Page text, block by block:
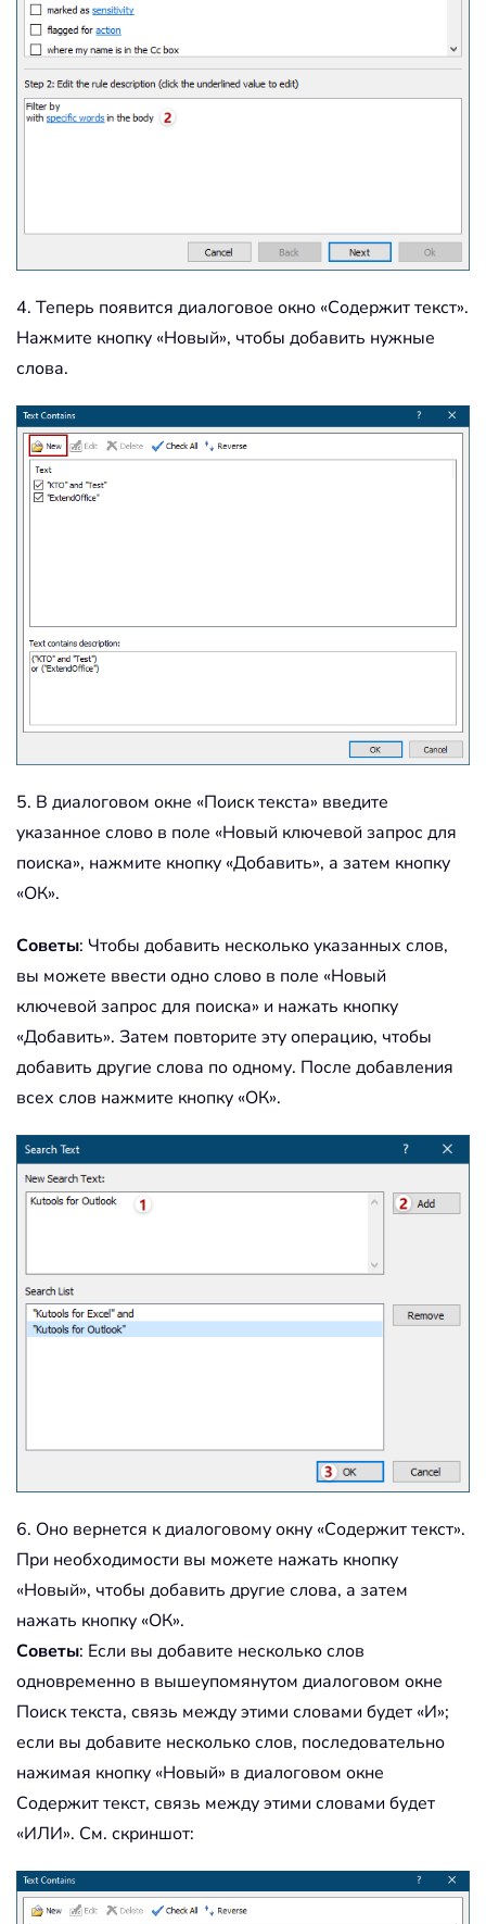
4. Теперь появится диалоговое окно «Содержит текст».
Нажмите кнопку «Новый», чтобы добавить нужные
слова.
5. В диалоговом окне «Поиск текста» введите
указанное слово в поле «Новый ключевой запрос для
поиска», нажмите кнопку «Добавить», а затем кнопку
«ОК».
Советы: Чтобы добавить несколько указанных слов,
вы можете ввести одно слово в поле «Новый
ключевой запрос для поиска» и нажать кнопку
«Добавить». Затем повторите эту операцию, чтобы
добавить другие слова по одному. После добавления
всех слов нажмите кнопку «ОК».
6. Оно вернется к диалоговому окну «Содержит текст».
При необходимости вы можете нажать кнопку
«Новый», чтобы добавить другие слова, а затем
нажать кнопку «ОК».
Советы: Если вы добавите несколько слов
одновременно в вышеупомянутом диалоговом окне
Поиск текста, связь между этими словами будет «И»;
если вы добавите несколько слов, последовательно
нажимая кнопку «Новый» в диалоговом окне
Содержит текст, связь между этими словами будет
«ИЛИ». См. скриншот: